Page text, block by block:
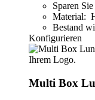
Sparen
Material:
Bestand
Konfigurieren
Multi Box